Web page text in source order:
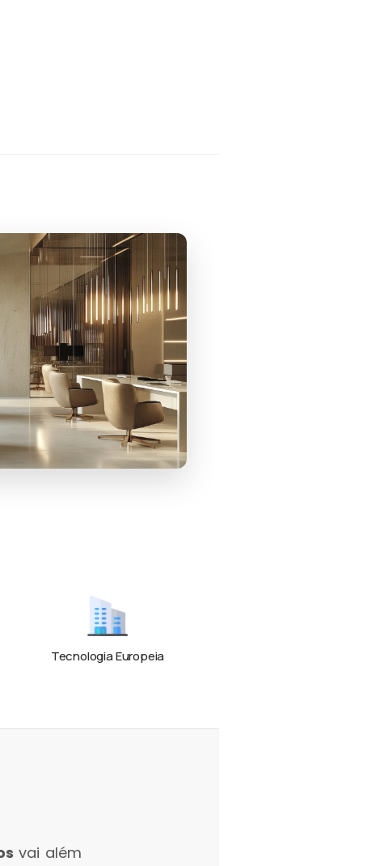
Tecnologia Europeia
vai além